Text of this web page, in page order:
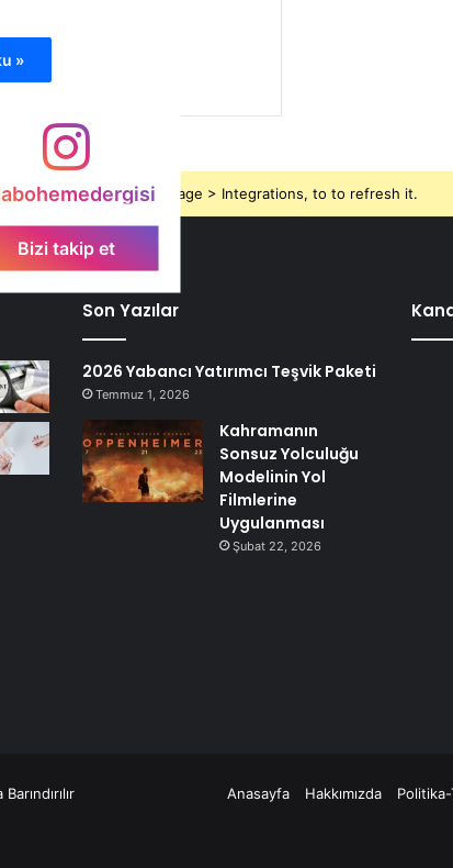
»
Bizi takip et
to the Theme options page > Integrations, to to refresh it.
Son Yazılar
2026 Yabancı Yatırımcı Teşvik Paketi
Temmuz 1, 2026
Kahramanın
Sonsuz Yolculuğu
Modelinin Yol
Filmlerine
Uygulanması
Şubat 22, 2026
Anasayfa Hakkımızda Politika-